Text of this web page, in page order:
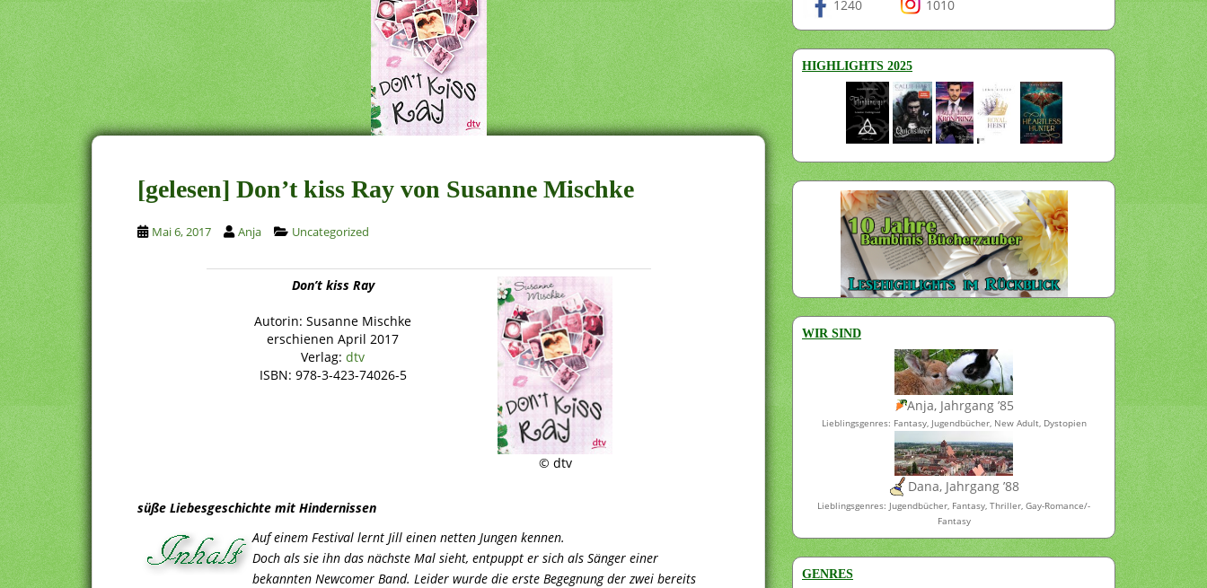
[gelesen] Don’t kiss Ray von Susanne Mischke
Mai 6, 2017 Anja Uncategorized
Don’t kiss Ray
Autorin: Susanne Mischke
erschienen April 2017
Verlag: dtv
ISBN: 978-3-423-74026-5
© dtv
süße Liebesgeschichte mit Hindernissen
Auf einem Festival lernt Jill einen netten Jungen kennen.
Doch als sie ihn das nächste Mal sieht, entpuppt er sich als Sänger einer
bekannten Newcomer Band. Leider wurde die erste Begegnung der zwei bereits
1240 1010
HIGHLIGHTS 2025
WIR SIND
Anja, Jahrgang ’85
Lieblingsgenres: Fantasy, Jugendbücher, New Adult, Dystopien
Dana, Jahrgang ’88
Lieblingsgenres: Jugendbücher, Fantasy, Thriller, Gay-Romance/-
Fantasy
GENRES